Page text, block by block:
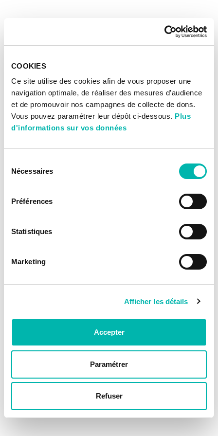
COOKIES
Ce site utilise des cookies afin de vous proposer une
navigation optimale, de réaliser des mesures d’audience
et de promouvoir nos campagnes de collecte de dons.
Vous pouvez paramétrer leur dépôt ci-dessous. Plus
d'informations sur vos données
Nécessaires
Préférences
Statistiques
Marketing
Afficher les détails
Accepter
Paramétrer
Refuser